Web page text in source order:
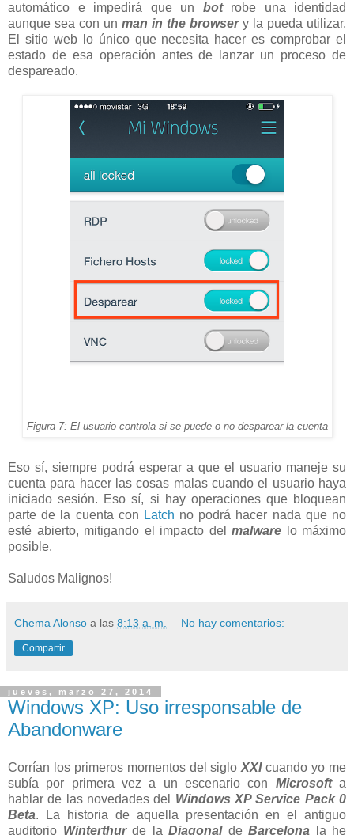
automático e impedirá que un botrobe una identidad
aunque sea con un man in the browser y la pueda utilizar.
El sitio web lo único que necesita hacer es comprobar el
estado de esa operación antes de lanzar un proceso de
despareado.
Figura 7: El usuario controla si se puede o no desparear la cuenta
Eso sí, siempre podrá esperar a que el usuario maneje su
cuenta para hacer las cosas malas cuando el usuario haya
iniciado sesión. Eso sí, si hay operaciones que bloquean
parte de la cuenta con Latch no podrá hacer nada que no
esté abierto, mitigando el impacto del malware lo máximo
posible.
Saludos Malignos!
Chema Alonso a las 8:13 a. m. No hay comentarios:
Compartir
jueves, marzo 27, 2014
Windows XP: Uso irresponsable de
Abandonware
Corrían los primeros momentos del sigloXXIcuando yo me
subía por primera vez a un escenario con Microsofta
hablar de las novedades del Windows XP Service Pack 0
Beta. La historia de aquella presentación en el antiguo
auditorio Winterthurde la Diagonalde Barcelona la he